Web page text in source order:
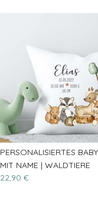
PERSONALISIERTES
MIT NAME | WALDTIERE
22,90 €